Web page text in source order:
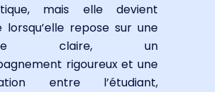
mais elle devient
lorsqu’elle repose sur une
claire, un
rigoureux et une
entre l’étudiant,